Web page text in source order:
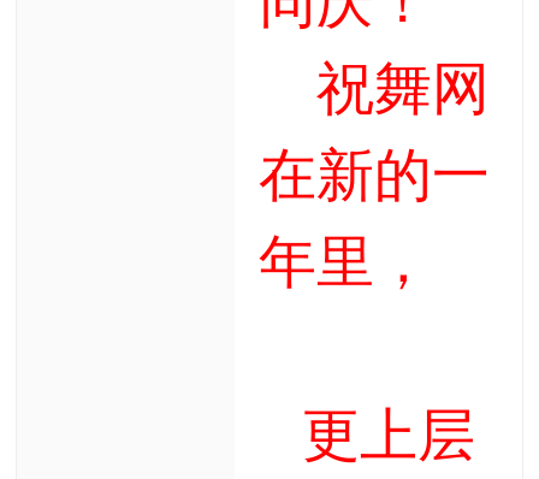
祝舞网
在新的一
年里，
更上层